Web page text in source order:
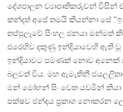
දේශපාලන ව්‍යාපෘතිකරුවන් විසින්
කන්දත් අපේ තමයි කියන්නා සේ
තප්පුලෑවේ සිංහල ජනයා මන්මත්
එරෙහිව දකුණු ඉන්දියාවෙහි ඇති වූ
ඉන්දියාවට පමණක් නොව අනෙක්
බලවත් විය. මහ ඇමැතිනී
මන් මෝහන් සිං වෙත යවමින් කියා
පක්ෂව ජන්දය ප්‍රකාශ නොකරන